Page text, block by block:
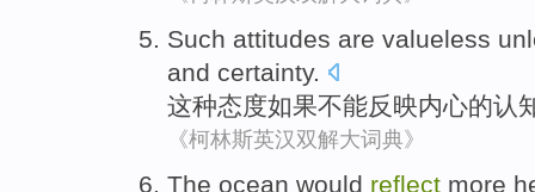
Such attitudes are valueless
and certainty.
这种态度如果不能反映内心的认
《柯林斯英汉双解大词典》
The ocean would reflect more